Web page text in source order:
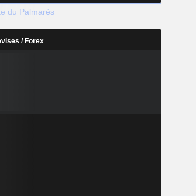
du Palmarès
/ Forex